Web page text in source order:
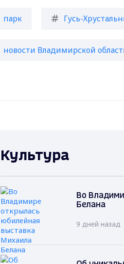
парк Гусь-
новости Владимирской
Культура
Во
Белана
9 дней назад